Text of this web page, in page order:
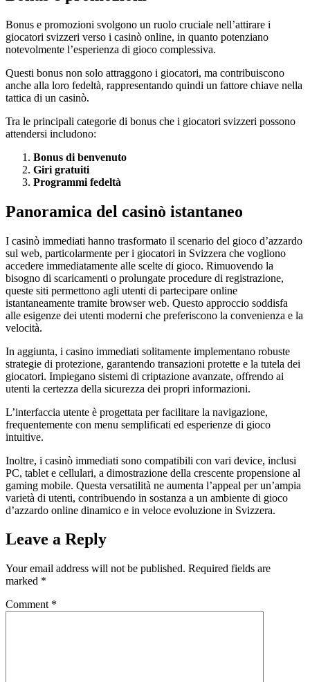
Bonus e promozioni svolgono un ruolo cruciale nell’attirare i
giocatori svizzeri verso i casinò online, in quanto potenziano
notevolmente l’esperienza di gioco complessiva.
Questi bonus non solo attraggono i giocatori, ma contribuiscono
anche alla loro fedeltà, rappresentando quindi un fattore chiave nella
tattica di un casinò.
Tra le principali categorie di bonus che i giocatori svizzeri possono
attendersi includono:
Bonus di benvenuto
Giri gratuiti
Programmi fedeltà
Panoramica del casinò istantaneo
I casinò immediati hanno trasformato il scenario del gioco d’azzardo
sul web, particolarmente per i giocatori in Svizzera che vogliono
accedere immediatamente alle scelte di gioco. Rimuovendo la
bisogno di scaricamenti o prolungate procedure di registrazione,
queste siti permettono agli utenti di partecipare online
istantaneamente tramite browser web. Questo approccio soddisfa
alle esigenze dei utenti moderni che preferiscono la convenienza e la
velocità.
In aggiunta, i casino immediati solitamente implementano robuste
strategie di protezione, garantendo transazioni protette e la tutela dei
giocatori. Impiegano sistemi di criptazione avanzate, offrendo ai
utenti la certezza della sicurezza dei propri informazioni.
L’interfaccia utente è progettata per facilitare la navigazione,
frequentemente con menu semplificati ed esperienze di gioco
intuitive.
Inoltre, i casinò immediati sono compatibili con vari device, inclusi
PC, tablet e cellulari, a dimostrazione della crescente propensione al
gaming mobile. Questa versatilità ne aumenta l’appeal per un’ampia
varietà di utenti, contribuendo in sostanza a un ambiente di gioco
d’azzardo online dinamico e in veloce evoluzione in Svizzera.
Leave a Reply
Your email address will not be published. Required fields are
marked *
Comment *